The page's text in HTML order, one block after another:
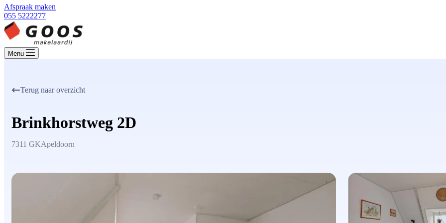
Afspraak maken
055 5222277
Menu
Terug naar overzicht
Brinkhorstweg 2D
7311 GKApeldoorn